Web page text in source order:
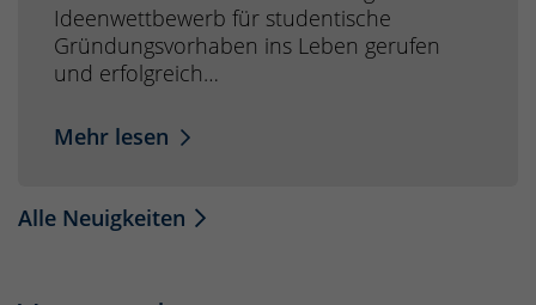
Ideenwettbewerb für studentische
Gründungsvorhaben ins Leben gerufen
und erfolgreich…
Mehr lesen
Alle Neuigkeiten